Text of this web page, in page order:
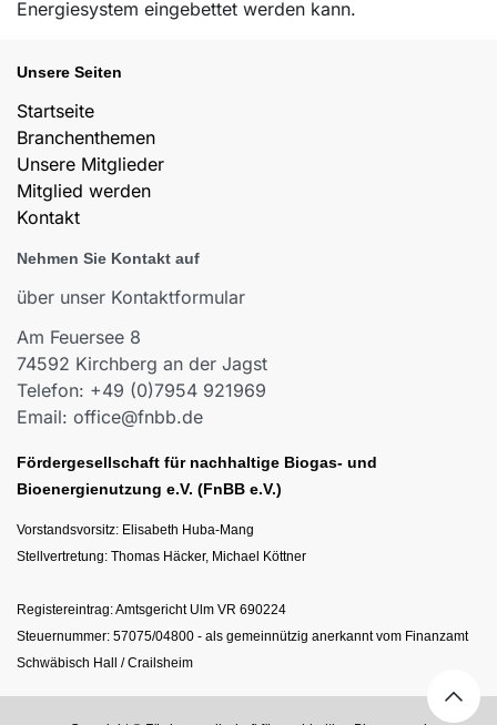
Energiesystem eingebettet werden kann.
Unsere Seiten
Startseite
Branchenthemen
Unsere Mitglieder
Mitglied werden
Kontakt
Nehmen Sie Kontakt auf
über unser Kontaktformular
Am Feuersee 8
74592 Kirchberg an der Jagst
Telefon: +49 (0)7954 921969
Email: office@fnbb.de
Fördergesellschaft für nachhaltige Biogas- und
Bioenergienutzung e.V. (FnBB e.V.)
Vorstandsvorsitz: Elisabeth Huba-Mang
Stellvertretung: Thomas Häcker, Michael Köttner
Registereintrag: Amtsgericht Ulm VR 690224
Steuernummer: 57075/04800 - als gemeinnützig anerkannt vom Finanzamt
Schwäbisch Hall / Crailsheim